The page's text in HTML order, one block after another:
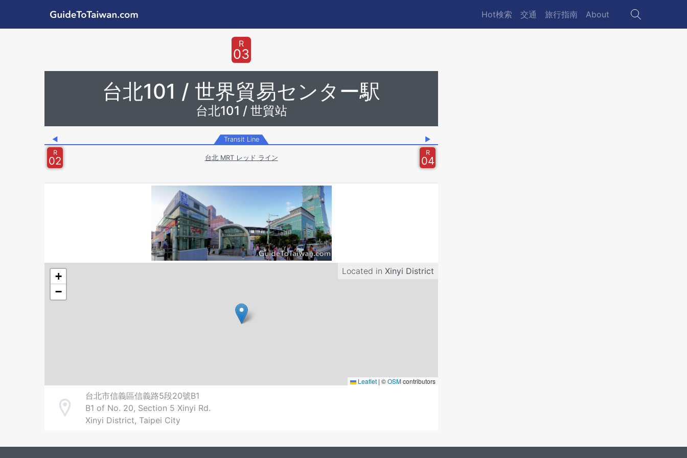
GuideToTaiwan.com
Main
Hot検索 交通 旅行指南 About
R
03
台北101 / 世界貿易センター駅
台北101 / 世貿站
◀ Transit Line
▶
R
02 台北 MRT レッド ライン
R
04
Located in Xinyi District
+
−
Leaflet | ©OSMcontributors
Address
台北市信義區信義路5段20號B1
B1 of No. 20, Section 5 Xinyi Rd.
Xinyi District, Taipei City